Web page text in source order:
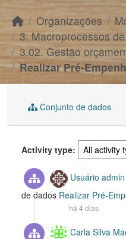
Organizações
3. Macroprocessos
3.02. Gestão
Realizar Pré-
Conjunto de dados
Activity type
Usuário
de dados Realizar Pré-
há 4 dias
Carla Silva